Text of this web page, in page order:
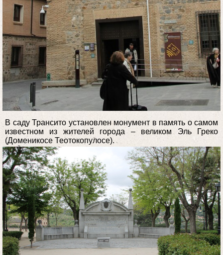
В саду Трансито установлен монумент в память о самом
известном из жителей города – великом Эль Греко
(Доменикосе Теотокопулосе).